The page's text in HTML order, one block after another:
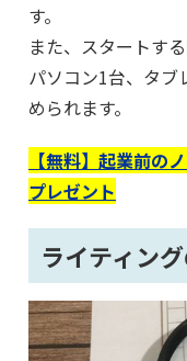
す。
また、スタートす
パソコン1台、タ
められます。
【無料】起業前の
プレゼント
ライティン